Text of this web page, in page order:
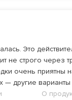
Это
не строго через
очень
— другие
О